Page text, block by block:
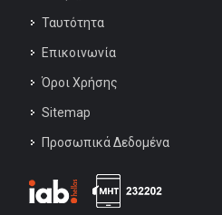
Ταυτότητα
Επικοινωνία
Όροι Χρήσης
Sitemap
Προσωπικά Δεδομένα